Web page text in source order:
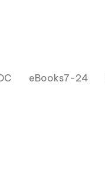
eBooks7-24